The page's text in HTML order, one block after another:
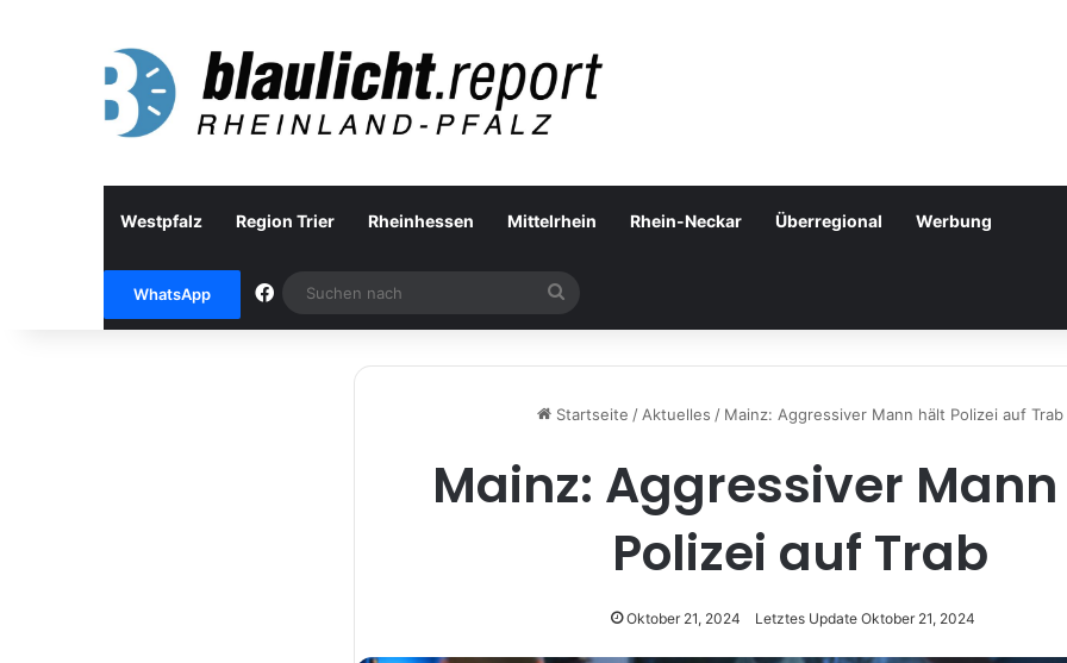
Westpfalz Region Trier Rheinhessen Mittelrhein Rhein-Neckar Überregional Werbung
WhatsApp Facebook
nach
Startseite / Aktuelles / Mainz: Aggressiver Mann hält Polizei auf Trab
Mainz: Aggressiver
Polizei auf Trab
Oktober 21, 2024 Letztes Update Oktober 21, 2024